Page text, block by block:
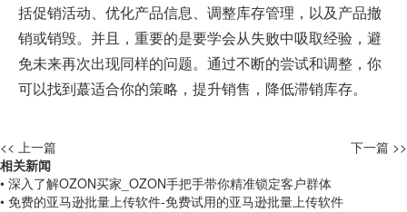
括促销活动、优化产品信息、调整库存管理，以及产品撤
销或销毁。并且，重要的是要学会从失败中吸取经验，避
免未来再次出现同样的问题。通过不断的尝试和调整，你
可以找到蕞适合你的策略，提升销售，降低滞销库存。
<< 上一篇
下一篇 >>
相关新闻
• 深入了解OZON买家_OZON手把手带你精准锁定客户群体
• 免费的亚马逊批量上传软件-免费试用的亚马逊批量上传软件